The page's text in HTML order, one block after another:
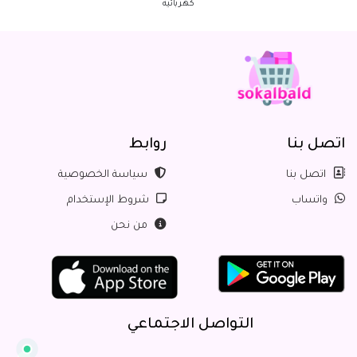
اتصل بنا
اتصل بنا
واتساب
روابط
سياسة الخصوصية
شروط الإستخدام
من نحن
التواصل الاجتماعي